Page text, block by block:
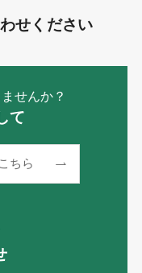
せください
せんか？
て
ちら